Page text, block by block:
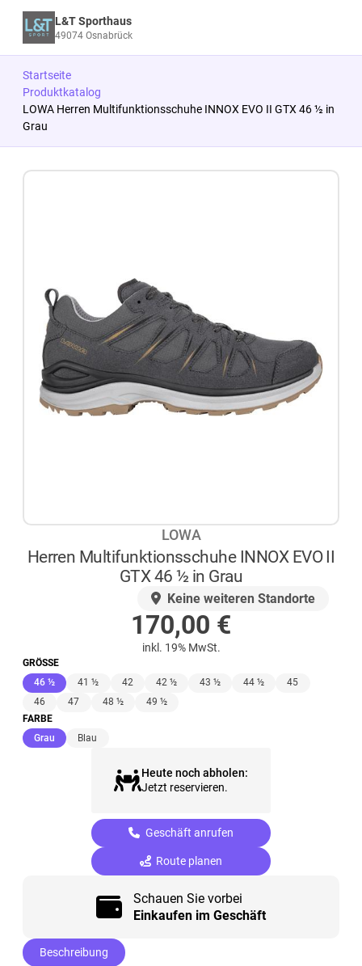
L&T Sporthaus
49074 Osnabrück
Startseite
Produktkatalog
LOWA Herren Multifunktionsschuhe INNOX EVO II GTX 46 ½ in
Grau
LOWA
Herren Multifunktionsschuhe INNOX EVO II
GTX 46 ½ in Grau
Keine weiteren Standorte
170,00 €
inkl. 19% MwSt.
GRÖSSE
46 ½(ausgewählt)
41 ½ 42 42 ½ 43 ½ 44 ½
45
46
47 48 ½
49 ½
FARBE
Grau (ausgewählt)
Blau
Heute noch abholen:
Jetzt reservieren.
Geschäft anrufen
Route planen
Schauen Sie vorbei
Einkaufen im Geschäft
Beschreibung